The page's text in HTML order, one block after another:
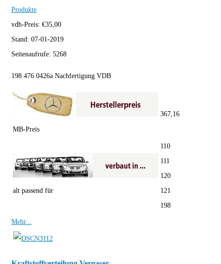
Produkte
vdh-Preis: €35,00
Stand: 07-01-2019
Seitenaufrufe: 5268
198 476 0426a Nachfertigung VDB
MB-Preis
367,16
alt passend für
110
111
120
121
198
Mehr...